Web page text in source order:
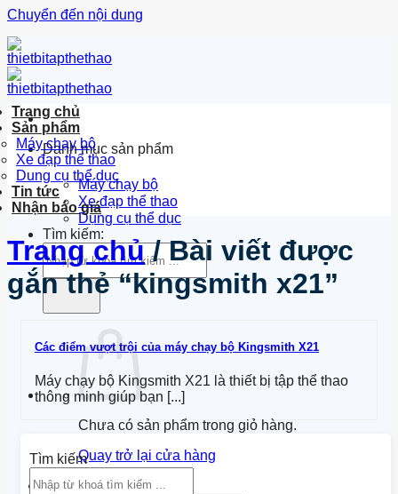
Chuyển đến nội dung
Danh mục sản phẩm
Máy chạy bộ
Xe đạp thể thao
Dụng cụ thể dục
Tìm kiếm:
Chưa có sản phẩm trong giỏ hàng.
Quay trở lại cửa hàng
Tìm kiếm:
Trang chủ
Sản phẩm
Máy chạy bộ
Xe đạp thể thao
Dung cụ thể dục
Tin tức
Nhận báo giá
Trang chủ /Bài viết được
gắn thẻ “kingsmith x21”
Các điểm vượt trội của máy chạy bộ Kingsmith X21
Máy chạy bộ Kingsmith X21 là thiết bị tập thể thao
thông minh giúp bạn [...]
Tìm kiếm